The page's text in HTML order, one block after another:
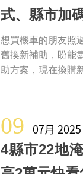
式、縣市加
想買機車的朋友照
舊換新補助，盼能
助方案，現在換購
09 07月 2025
4縣市22地